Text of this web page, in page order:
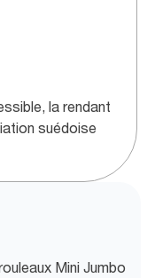
la rendant
suédoise
Mini Jumbo